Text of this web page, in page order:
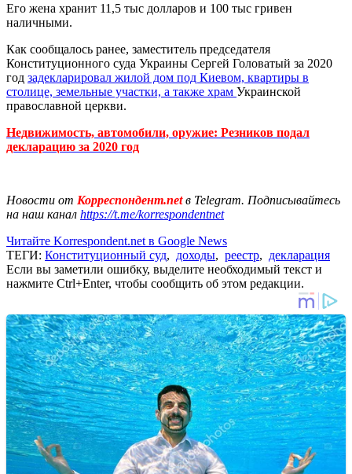
Его жена хранит 11,5 тыс долларов и 100 тыс гривен
наличными.
Как сообщалось ранее, заместитель председателя
Конституционного суда Украины Сергей Головатый за 2020
год задекларировал жилой дом под Киевом, квартиры в
столице, земельные участки, а также храм Украинской
православной церкви.
Недвижимость, автомобили, оружие: Резников подал
декларацию за 2020 год
Новости от Корреспондент.netв Telegram. Подписывайтесь
на наш канал https://t.me/korrespondentnet
Читайте Korrespondent.net в Google News
ТЕГИ: Конституционный суд, доходы, реестр, декларация
Если вы заметили ошибку, выделите необходимый текст и
нажмите Ctrl+Enter, чтобы сообщить об этом редакции.